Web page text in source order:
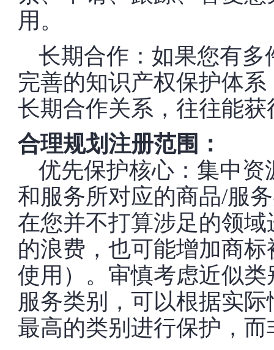
用。
长期合作：如果您有
完善的知识产权保护体
长期合作关系，往往能
合理规划注册范围：
优先保护核心：集中资
和服务所对应的商品/服
在您并不打算涉足的领
的浪费，也可能增加商
使用）。审慎考虑近似
服务类别，可以根据实
最高的类别进行保护，